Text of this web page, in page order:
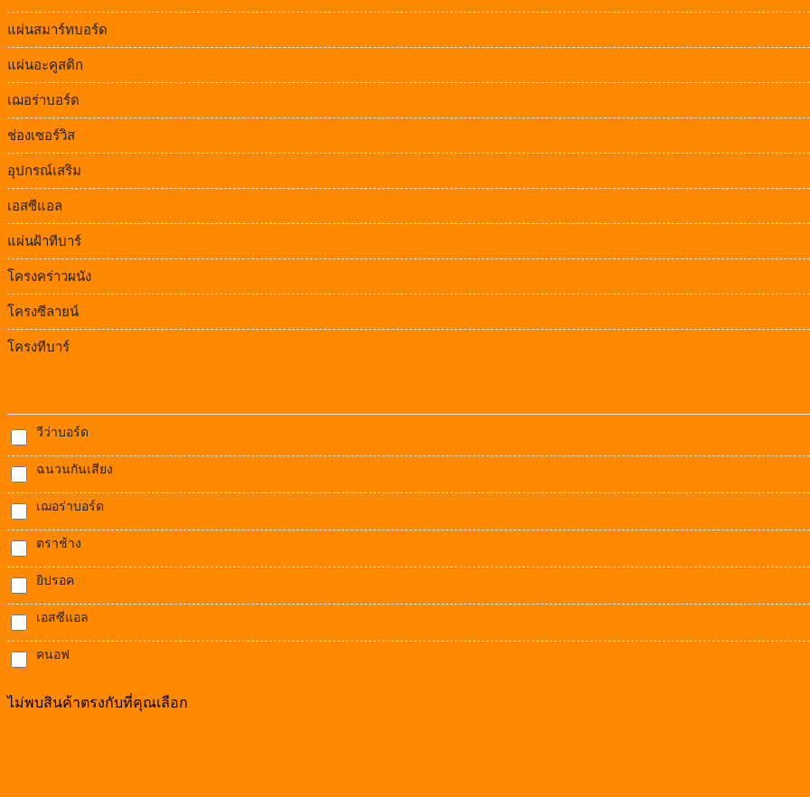
แผ่นสมาร์ทบอร์ด
แผ่นอะคูสติก
เฌอร่าบอร์ด
ช่องเซอร์วิส
อุปกรณ์เสริม
เอสซีแอล
แผ่นฝ้าทีบาร์
โครงคร่าวผนัง
โครงซีลายน์
โครงทีบาร์
วีว่าบอร์ด
ฉนวนกันเสียง
เฌอร่าบอร์ด
ตราช้าง
ยิปรอค
เอสซีแอล
คนอฟ
ไม่พบสินค้าตรงกับที่คุณเลือก